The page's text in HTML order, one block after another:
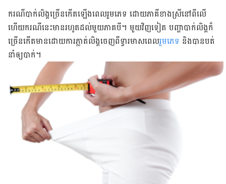
ករណី​បាក់​លិង្គ​ច្រើន​កើត​ឡើង​ពេល​រួមភេទ ដោយ​ភាគី​ខាង​ស្រី​នៅ​ពីលើ​
ហើយ​ករណី​នេះ​មាន​រហូត​ដល់​មួយ​ភាគ​បី​។ មួយ​វិញ​ទៀត បញ្ហា​បាក់​លិង្គ​ក៏​
ច្រើន​កើត​មាន​ដោយ​ការ​ភ្លាត់​លិង្គ​ចេញ​ពី​ទ្វារមាស​ពេល​រួមភេទ និង​បាន​បត់​
នាំឲ្យ​បាក់​។